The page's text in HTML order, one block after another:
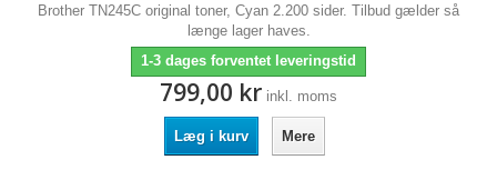
Brother TN245C original toner, Cyan 2.200 sider. Tilbud gælder så
længe lager haves.
1-3 dages forventet leveringstid
799,00 kr inkl. moms
Læg i kurv Mere